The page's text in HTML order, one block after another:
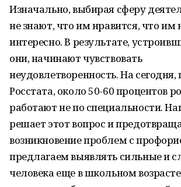
Изначально, выбирая сферу
не знают, что им нравится, что им
интересно. В результате,
они, начинают чувствовать
неудовлетворенность. На
Росстата, около 50-60 процентов
работают не по специальности.
решает этот вопрос и
возникновение проблем с
предлагаем выявлять сильные и
человека еще в школьном